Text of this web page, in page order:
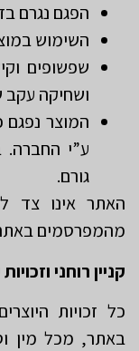
הפגם נגרם
השימוש
שפשופים
ושחיקה עקב
המוצר
ע”י החברה.
גורם.
האתר אינו צד
מהמפרסמים
קניין רוחני
כל זכויות
באתר, מכל מין